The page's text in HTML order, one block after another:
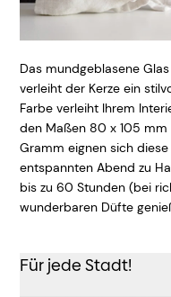
Das mundgeblasene
verleiht der Kerze ein
Farbe verleiht Ihrem
den Maßen 80 x 105
Gramm eignen sich
entspannten Abend zu
bis zu 60 Stunden (bei
wunderbaren Düfte
Für jede Stadt!